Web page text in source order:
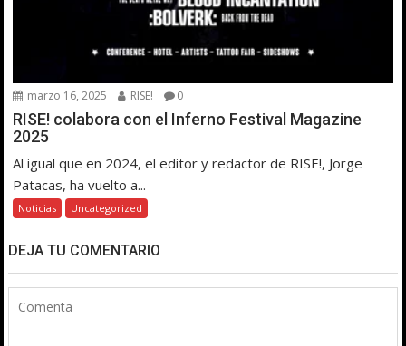
marzo 16, 2025 RISE! 0
RISE! colabora con el Inferno Festival Magazine
2025
Al igual que en 2024, el editor y redactor de RISE!, Jorge
Patacas, ha vuelto a...
Noticias Uncategorized
DEJA TU COMENTARIO